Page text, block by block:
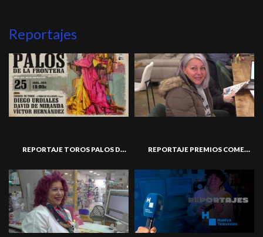
Reportajes
REPORTAJE TOROS PALOS DE LA FRONTERA REPORTAJE PREMIOS COMERCIO 02